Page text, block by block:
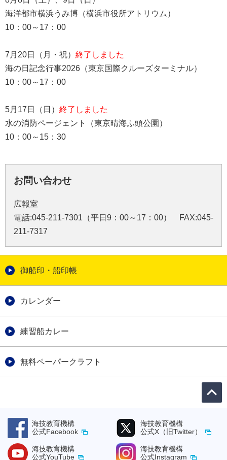
御船印・船印帳
カレンダー
練習船カレー
無料ペーパークラフト
海洋都市横浜うみ博（横浜市役所アトリウム）
10：00～17：00
7月20日（月・祝） 終了しました
海の日記念行事2026（東京国際クルーズターミナル）
10：00～17：00
5月17日（日） 終了しました
水の消防ページェント（東京晴海ふ頭公園）
10：00～15：30
お問い合わせ
広報室
電話:045-211-7301（平日9：00～17：00） FAX:045-
211-7317
海技教育機構
公式Facebook
海技教育機構
公式X（旧Twitter）
海技教育機構
公式YouTube
海技教育機構
公式Instagram